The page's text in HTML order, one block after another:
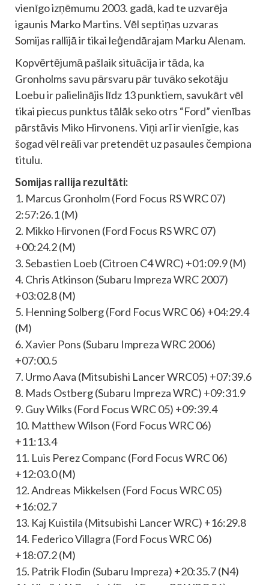
vienīgo izņēmumu 2003. gadā, kad te uzvarēja
igaunis Marko Martins. Vēl septiņas uzvaras
Somijas rallijā ir tikai leģendārajam Marku Alenam.
Kopvērtējumā pašlaik situācija ir tāda, ka
Gronholms savu pārsvaru pār tuvāko sekotāju
Loebu ir palielinājis līdz 13 punktiem, savukārt vēl
tikai piecus punktus tālāk seko otrs “Ford” vienības
pārstāvis Miko Hirvonens. Viņi arī ir vienīgie, kas
šogad vēl reāli var pretendēt uz pasaules čempiona
titulu.
Somijas rallija rezultāti:
1. Marcus Gronholm (Ford Focus RS WRC 07)
2:57:26.1 (M)
2. Mikko Hirvonen (Ford Focus RS WRC 07)
+00:24.2 (M)
3. Sebastien Loeb (Citroen C4 WRC) +01:09.9 (M)
4. Chris Atkinson (Subaru Impreza WRC 2007)
+03:02.8 (M)
5. Henning Solberg (Ford Focus WRC 06) +04:29.4
(M)
6. Xavier Pons (Subaru Impreza WRC 2006)
+07:00.5
7. Urmo Aava (Mitsubishi Lancer WRC05) +07:39.6
8. Mads Ostberg (Subaru Impreza WRC) +09:31.9
9. Guy Wilks (Ford Focus WRC 05) +09:39.4
10. Matthew Wilson (Ford Focus WRC 06)
+11:13.4
11. Luis Perez Companc (Ford Focus WRC 06)
+12:03.0 (M)
12. Andreas Mikkelsen (Ford Focus WRC 05)
+16:02.7
13. Kaj Kuistila (Mitsubishi Lancer WRC) +16:29.8
14. Federico Villagra (Ford Focus WRC 06)
+18:07.2 (M)
15. Patrik Flodin (Subaru Impreza) +20:35.7 (N4)